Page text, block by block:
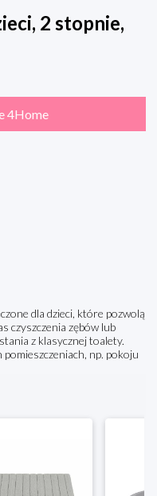
2 stopnie,
4Home
dla dzieci, które pozwolą
czyszczenia zębów lub
z klasycznej toalety.
np. pokoju